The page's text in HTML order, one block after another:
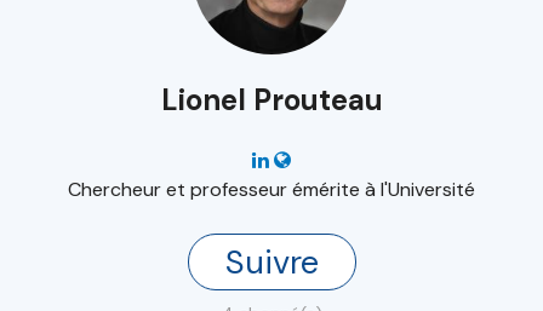
Lionel Prouteau
Chercheur et professeur émérite à l'Université
Suivre